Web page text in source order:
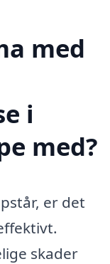
med
i
med?
er det
skader